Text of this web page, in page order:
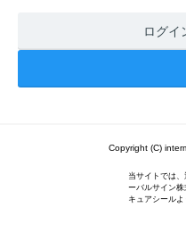
ログイ
Copyright (C)
当サイトでは
ーバルサイン
キュアシール